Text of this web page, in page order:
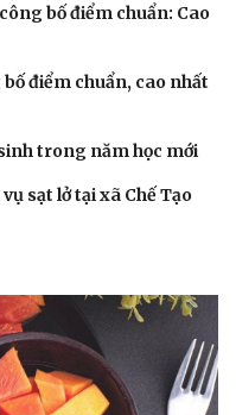
chuyện thời sự
truyện đêm khuya
sổ tình yêu
chuyện cho bé
bố điểm chuẩn: Cao
điểm chuẩn, cao nhất
trong năm học mới
sạt lở tại xã Chế Tạo